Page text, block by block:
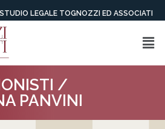
STUDIO LEGALE TOGNOZZI ED ASSOCIATI
/
PANVINI